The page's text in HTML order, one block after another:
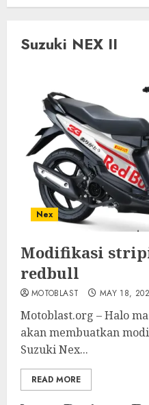
Suzuki NEX II
Nex
Modifikasi
redbull
MOTOBLAST MAY 18,
Motoblast.org – Halo
akan membuatkan
Suzuki Nex...
READ MORE